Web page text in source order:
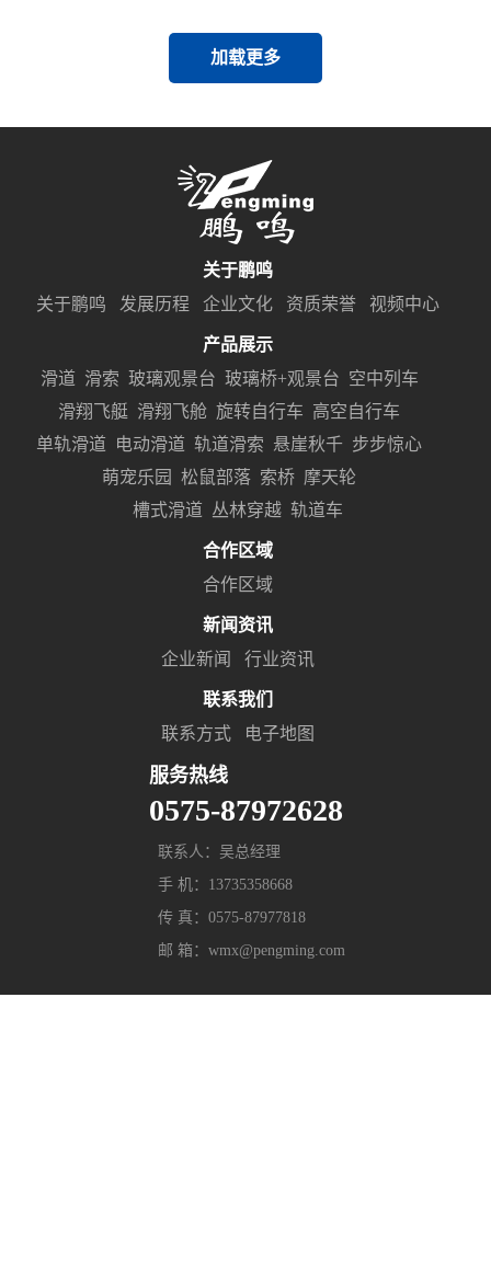
加载更多
关于鹏鸣
关于鹏鸣
发展历程 企业文化 资质荣誉 视频中心
产品展示
滑道 滑索 玻璃观景台 玻璃桥+观景台 空中列车
滑翔飞艇 滑翔飞舱 旋转自行车 高空自行车
单轨滑道
电动滑道 轨道滑索 悬崖秋千 步步惊心
萌宠乐园
松鼠部落 索桥 摩天轮
槽式滑道 丛林穿越 轨道车
合作区域
合作区域
新闻资讯
企业新闻
行业资讯
联系我们
联系方式
电子地图
服务热线
0575-87972628
联系人：吴总经理
手 机：13735358668
传 真：0575-87977818
邮 箱：wmx@pengming.com